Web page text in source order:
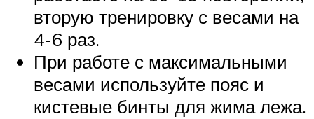
вторую тренировку с весами на
4-6 раз.
При работе с максимальными
весами используйте пояс и
кистевые бинты для жима лежа.